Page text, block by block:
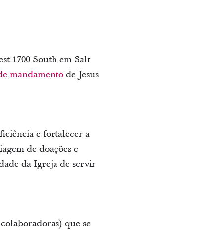
1700 South em Salt
mandamentode Jesus
e fortalecer a
de doações e
da Igreja de servir
que se